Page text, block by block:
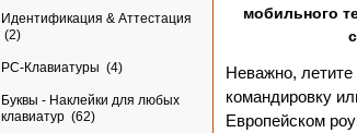
Идентификация & Аттестация
(2)
PC-Клавиатуры (4)
Буквы - Наклейки для любых
клавиатур (62)
мобильного
Неважно,
командировку
Европейском